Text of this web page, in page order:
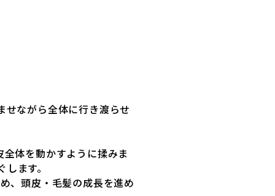
せながら全体に行き渡らせ
体を動かすように揉みま
ます。
、頭皮・毛髪の成長を進め